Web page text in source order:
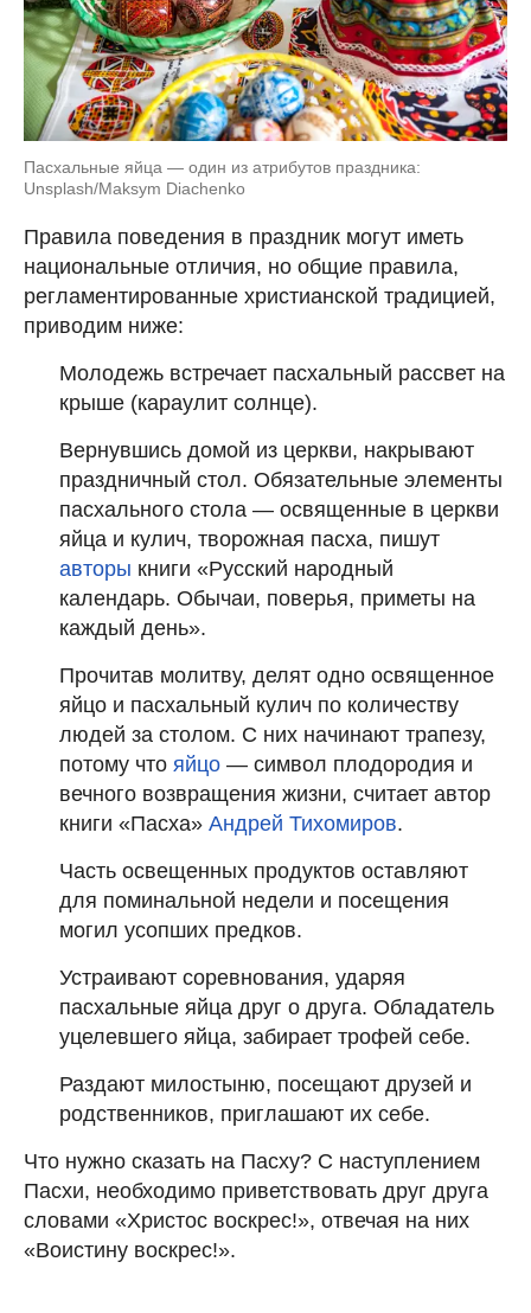
Пасхальные яйца — один из атрибутов праздника:
Unsplash/Maksym Diachenko
Правила поведения в праздник могут иметь
национальные отличия, но общие правила,
регламентированные христианской традицией,
приводим ниже:
Молодежь встречает пасхальный рассвет на
крыше (караулит солнце).
Вернувшись домой из церкви, накрывают
праздничный стол. Обязательные элементы
пасхального стола — освященные в церкви
яйца и кулич, творожная пасха, пишут
авторы книги «Русский народный
календарь. Обычаи, поверья, приметы на
каждый день».
Прочитав молитву, делят одно освященное
яйцо и пасхальный кулич по количеству
людей за столом. С них начинают трапезу,
потому что яйцо — символ плодородия и
вечного возвращения жизни, считает автор
книги «Пасха» Андрей Тихомиров.
Часть освещенных продуктов оставляют
для поминальной недели и посещения
могил усопших предков.
Устраивают соревнования, ударяя
пасхальные яйца друг о друга. Обладатель
уцелевшего яйца, забирает трофей себе.
Раздают милостыню, посещают друзей и
родственников, приглашают их себе.
Что нужно сказать на Пасху? С наступлением
Пасхи, необходимо приветствовать друг друга
словами «Христос воскрес!», отвечая на них
«Воистину воскрес!».